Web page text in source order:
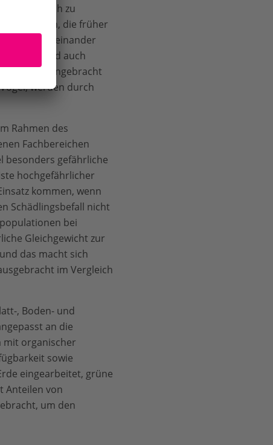
möglich zu
belassen, die früher
oder miteinander
wohl und auch
angebracht
werden durch
Rahmen des
Fachbereichen
besonders gefährliche
hochgefährlicher
kommen, wenn
Schädlingsbefall nicht
bei
Gleichgewicht zur
das macht sich
im Vergleich
, Boden- und
an die
mit organischer
sowie
eingearbeitet, grüne
Anteilen von
um den